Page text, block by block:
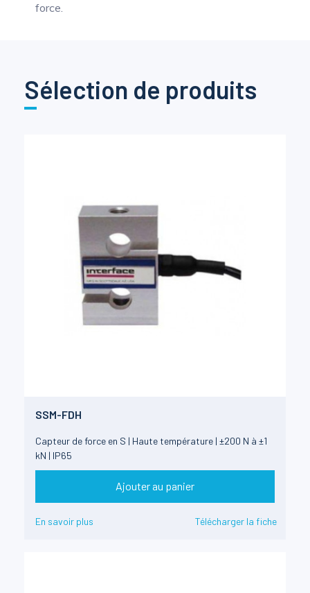
force.
Sélection de produits
SSM-FDH
Capteur de force en S | Haute température | ±200 N à ±1
kN | IP65
Ajouter au panier
En savoir plus Télécharger la fiche